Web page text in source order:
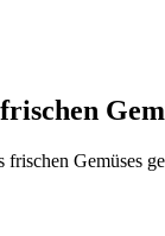
Gemüses